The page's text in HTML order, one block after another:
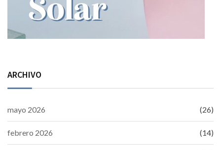
ARCHIVO
mayo 2026 (26)
febrero 2026 (14)